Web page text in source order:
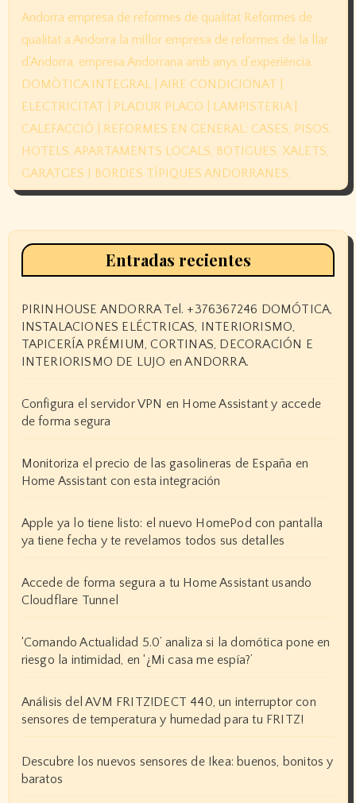
Entradas recientes
PIRINHOUSE ANDORRA Tel. +376367246 DOMÓTICA,
INSTALACIONES ELÉCTRICAS, INTERIORISMO,
TAPICERÍA PRÉMIUM, CORTINAS, DECORACIÓN E
INTERIORISMO DE LUJO en ANDORRA.
Configura el servidor VPN en Home Assistant y accede
de forma segura
Monitoriza el precio de las gasolineras de España en
Home Assistant con esta integración
Apple ya lo tiene listo: el nuevo HomePod con pantalla
ya tiene fecha y te revelamos todos sus detalles
Accede de forma segura a tu Home Assistant usando
Cloudflare Tunnel
‘Comando Actualidad 5.0’ analiza si la domótica pone en
riesgo la intimidad, en ‘¿Mi casa me espía?’
Análisis del AVM FRITZ!DECT 440, un interruptor con
sensores de temperatura y humedad para tu FRITZ!
Descubre los nuevos sensores de Ikea: buenos, bonitos y
baratos